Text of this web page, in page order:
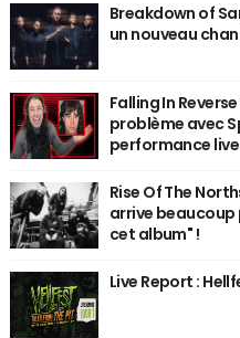
Breakdown of
un nouveau
Falling In
problème avec
performance
Rise Of The
arrive
cet album" !
Live Report :